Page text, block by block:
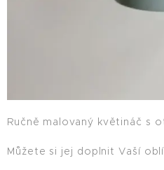
Ručně malovaný květináč s
Můžete si jej doplnit Vaší